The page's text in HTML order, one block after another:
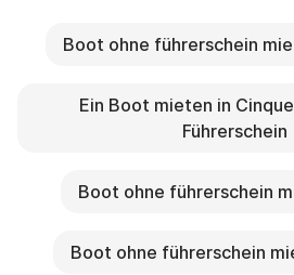
Boot ohne führerschein
Ein Boot mieten in
Führerschein
Boot ohne führerschein
Boot ohne führerschein